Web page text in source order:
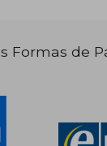
Formas de